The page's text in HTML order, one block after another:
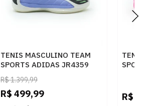
TENIS MASCULINO TEAM
SPORTS ADIDAS JR4359
BLUFUS/ZEROMT/LIMBUR
R$1.399,99
R$ 499,99
TENIS
SPORTS
R$